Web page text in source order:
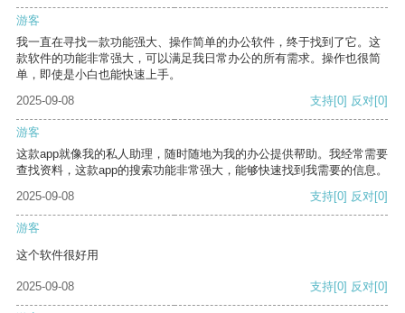
游客
我一直在寻找一款功能强大、操作简单的办公软件，终于找到了它。这
款软件的功能非常强大，可以满足我日常办公的所有需求。操作也很简
单，即使是小白也能快速上手。
2025-09-08
支持[0] 反对[0]
游客
这款app就像我的私人助理，随时随地为我的办公提供帮助。我经常需要
查找资料，这款app的搜索功能非常强大，能够快速找到我需要的信息。
2025-09-08
支持[0] 反对[0]
游客
这个软件很好用
2025-09-08 支持[0] 反对[0]